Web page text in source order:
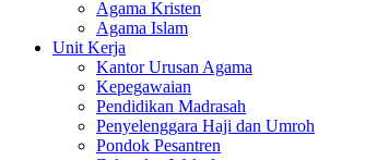
Agama Kristen
Agama Islam
Unit Kerja
Kantor Urusan Agama
Kepegawaian
Pendidikan Madrasah
Penyelenggara Haji dan Umroh
Pondok Pesantren